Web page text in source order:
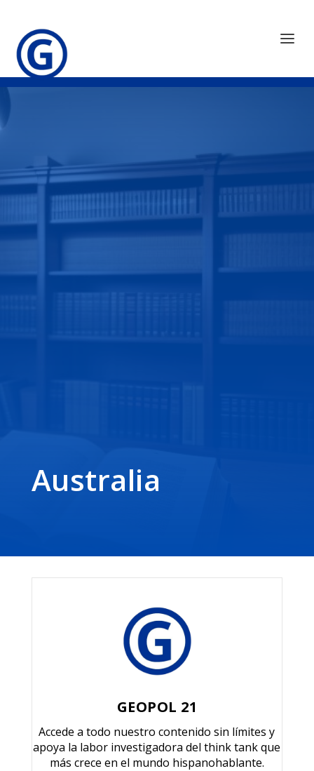
Australia
GEOPOL 21
Accede a todo nuestro contenido sin límites y
apoya la labor investigadora del think tank que
más crece en el mundo hispanohablante.